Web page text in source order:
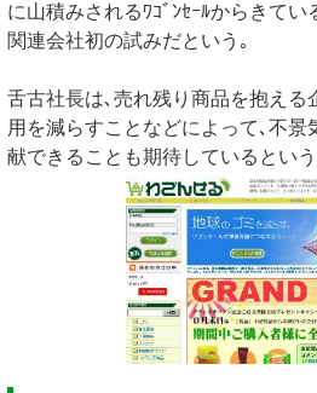
に山積みされるﾜｺﾞﾝｾｰﾙからきてい
関連会社初の試みだという｡
舌古社長は､売れ残り商品を抱える
用を減らすことなどによって､不景
献できることも期待しているという